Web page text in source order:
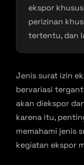
ekspor
perizinan
tertentu, dan
Jenis surat izin
bervariasi
akan diekspor
karena itu,
memahami jenis
kegiatan ekspor